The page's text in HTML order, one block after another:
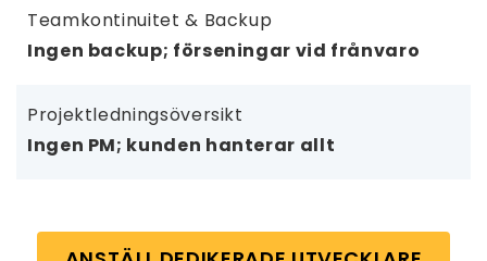
Teamkontinuitet & Backup
Ingen backup; förseningar vid frånvaro
Projektledningsöversikt
Ingen PM; kunden hanterar allt